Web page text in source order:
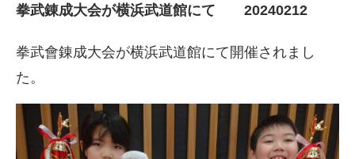
拳武錬成大会が横浜武道館にて 20240212
拳武會錬成大会が横浜武道館にて開催されまし
た。